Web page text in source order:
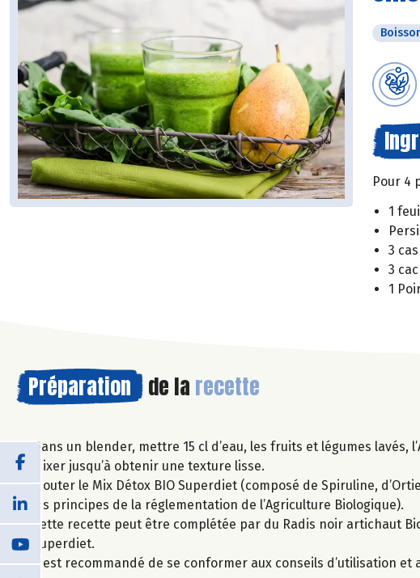
Pour 4
1
3
3
1
Préparation de la recette
Dans un blender, mettre 15 cl d’eau, les fruits et légumes lavés,
Mixer jusqu’à obtenir une texture lisse.
Ajouter le Mix Détox BIO Superdiet (composé de Spiruline,
les principes de la réglementation de l’Agriculture Biologique).
Cette recette peut être complétée par du Radis noir artichaut
Superdiet.
Il est recommandé de se conformer aux conseils d’utilisation